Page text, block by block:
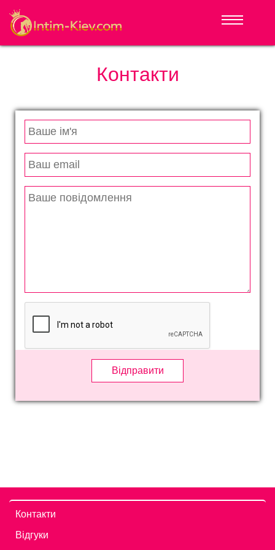
Контакти
Відправити
Контакти
Відгуки